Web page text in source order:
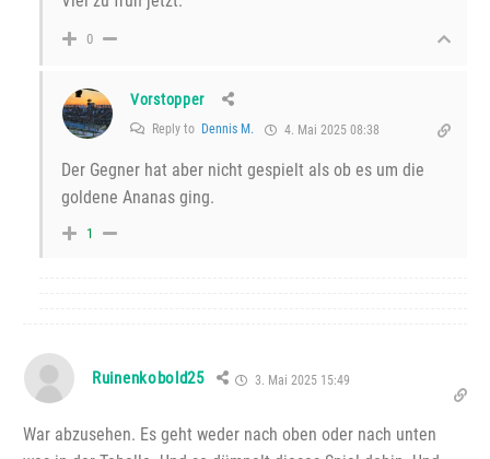
0
Vorstopper
Reply to Dennis M. 4. Mai 2025 08:38
Der Gegner hat aber nicht gespielt als ob es um die
goldene Ananas ging.
1
Ruinenkobold25 3. Mai 2025 15:49
War abzusehen. Es geht weder nach oben oder nach unten